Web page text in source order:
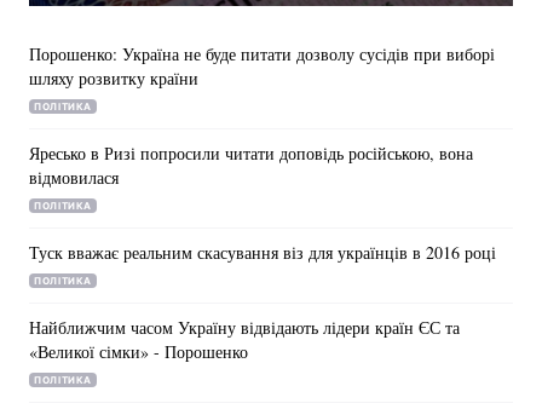
Порошенко: Україна не буде питати дозволу сусідів при виборі
шляху розвитку країни
ПОЛІТИКА
Яресько в Ризі попросили читати доповідь російською, вона
відмовилася
ПОЛІТИКА
Туск вважає реальним скасування віз для українців в 2016 році
ПОЛІТИКА
Найближчим часом Україну відвідають лідери країн ЄС та
«Великої сімки» - Порошенко
ПОЛІТИКА